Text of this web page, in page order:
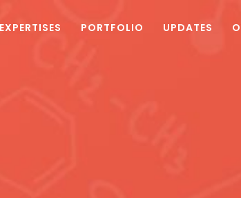
EXPERTISES PORTFOLIO UPDATES